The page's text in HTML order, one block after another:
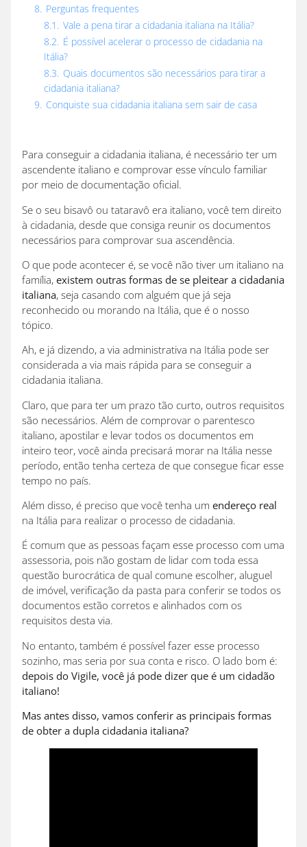
8. Perguntas frequentes
8.1. Vale a pena tirar a cidadania italiana na Itália?
8.2. É possível acelerar o processo de cidadania na
Itália?
8.3. Quais documentos são necessários para tirar a
cidadania italiana?
9. Conquiste sua cidadania italiana sem sair de casa
Para conseguir a cidadania italiana, é necessário ter um
ascendente italiano e comprovar esse vínculo familiar
por meio de documentação oficial.
Se o seu bisavô ou tataravô era italiano, você tem direito
à cidadania, desde que consiga reunir os documentos
necessários para comprovar sua ascendência.
O que pode acontecer é, se você não tiver um italiano na
família, existem outras formas de se pleitear a cidadania
italiana, seja casando com alguém que já seja
reconhecido ou morando na Itália, que é o nosso
tópico.
Ah, e já dizendo, a via administrativa na Itália pode ser
considerada a via mais rápida para se conseguir a
cidadania italiana.
Claro, que para ter um prazo tão curto, outros requisitos
são necessários. Além de comprovar o parentesco
italiano, apostilar e levar todos os documentos em
inteiro teor, você ainda precisará morar na Itália nesse
período, então tenha certeza de que consegue ficar esse
tempo no país.
Além disso, é preciso que você tenha um endereço real
na Itália para realizar o processo de cidadania.
É comum que as pessoas façam esse processo com uma
assessoria, pois não gostam de lidar com toda essa
questão burocrática de qual comune escolher, aluguel
de imóvel, verificação da pasta para conferir se todos os
documentos estão corretos e alinhados com os
requisitos desta via.
No entanto, também é possível fazer esse processo
sozinho, mas seria por sua conta e risco. O lado bom é:
depois do Vigile, você já pode dizer que é um cidadão
italiano!
Mas antes disso, vamos conferir as principais formas
de obter a dupla cidadania italiana?